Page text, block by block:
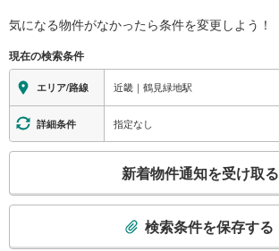
※段差なしでの移動経路
地上⇔改札⇔ホーム：○
エレベータ
・ホーム⇔改札
・改札⇔２番出口
エスカレータ
《多機能トイレ》
気になる物件がなかったら条件を変更しよう！
現在の検索条件
エリア/路線 近畿｜鶴見緑地駅
詳細条件 指定なし
検
新着物件通知を受け取る
検索条件を保存する